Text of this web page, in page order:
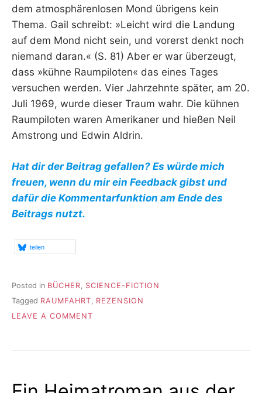
dem atmosphärenlosen Mond übrigens kein
Thema. Gail schreibt: »Leicht wird die Landung
auf dem Mond nicht sein, und vorerst denkt noch
niemand daran.« (S. 81) Aber er war überzeugt,
dass »kühne Raumpiloten« das eines Tages
versuchen werden. Vier Jahrzehnte später, am 20.
Juli 1969, wurde dieser Traum wahr. Die kühnen
Raumpiloten waren Amerikaner und hießen Neil
Amstrong und Edwin Aldrin.
Hat dir der Beitrag gefallen? Es würde mich
freuen, wenn du mir ein Feedback gibst und
dafür die Kommentarfunktion am Ende des
Beitrags nutzt.
teilen
Posted in BÜCHER
SCIENCE-FICTION
Tagged RAUMFAHRT, REZENSION
LEAVE A COMMENT